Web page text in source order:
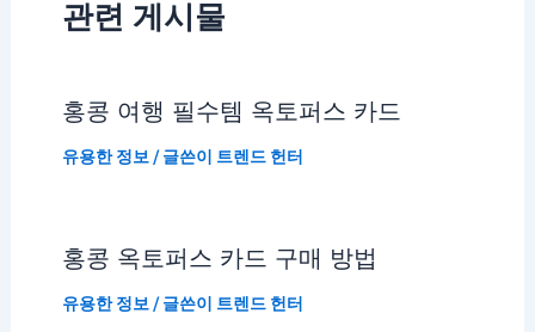
관련 게시물
홍콩 여행 필수템 옥토퍼스 카드
유용한 정보 / 글쓴이 트렌드 헌터
홍콩 옥토퍼스 카드 구매 방법
유용한 정보 / 글쓴이 트렌드 헌터